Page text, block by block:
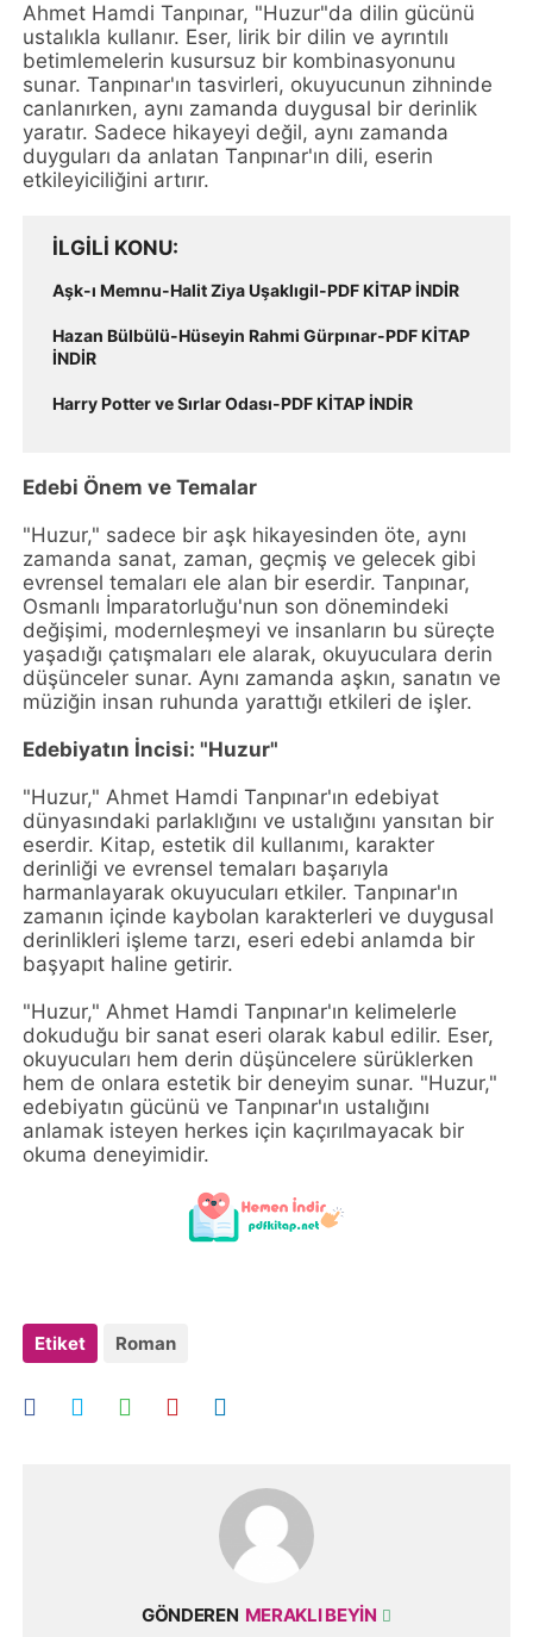
Ahmet Hamdi Tanpınar, "Huzur"da dilin gücünü
ustalıkla kullanır. Eser, lirik bir dilin ve ayrıntılı
betimlemelerin kusursuz bir kombinasyonunu
sunar. Tanpınar'ın tasvirleri, okuyucunun zihninde
canlanırken, aynı zamanda duygusal bir derinlik
yaratır. Sadece hikayeyi değil, aynı zamanda
duyguları da anlatan Tanpınar'ın dili, eserin
etkileyiciliğini artırır.
İLGILI KONU
Aşk-ı Memnu-Halit Ziya Uşaklıgil-PDF KİTAP İNDİR
Hazan Bülbülü-Hüseyin Rahmi Gürpınar-PDF KİTAP
İNDİR
Harry Potter ve Sırlar Odası-PDF KİTAP İNDİR
Edebi Önem ve Temalar
"Huzur," sadece bir aşk hikayesinden öte, aynı
zamanda sanat, zaman, geçmiş ve gelecek gibi
evrensel temaları ele alan bir eserdir. Tanpınar,
Osmanlı İmparatorluğu'nun son dönemindeki
değişimi, modernleşmeyi ve insanların bu süreçte
yaşadığı çatışmaları ele alarak, okuyuculara derin
düşünceler sunar. Aynı zamanda aşkın, sanatın ve
müziğin insan ruhunda yarattığı etkileri de işler.
Edebiyatın İncisi: "Huzur"
"Huzur," Ahmet Hamdi Tanpınar'ın edebiyat
dünyasındaki parlaklığını ve ustalığını yansıtan bir
eserdir. Kitap, estetik dil kullanımı, karakter
derinliği ve evrensel temaları başarıyla
harmanlayarak okuyucuları etkiler. Tanpınar'ın
zamanın içinde kaybolan karakterleri ve duygusal
derinlikleri işleme tarzı, eseri edebi anlamda bir
başyapıt haline getirir.
"Huzur," Ahmet Hamdi Tanpınar'ın kelimelerle
dokuduğu bir sanat eseri olarak kabul edilir. Eser,
okuyucuları hem derin düşüncelere sürüklerken
hem de onlara estetik bir deneyim sunar. "Huzur,"
edebiyatın gücünü ve Tanpınar'ın ustalığını
anlamak isteyen herkes için kaçırılmayacak bir
okuma deneyimidir.
Etiket Roman
GÖNDEREN MERAKLI BEYIN